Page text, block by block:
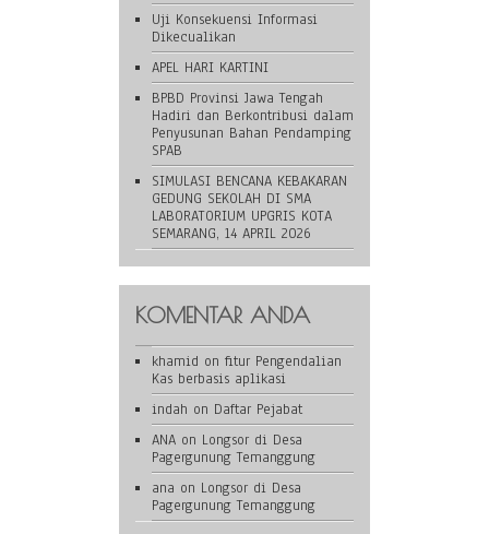
Uji Konsekuensi Informasi
Dikecualikan
APEL HARI KARTINI
BPBD Provinsi Jawa Tengah
Hadiri dan Berkontribusi dalam
Penyusunan Bahan Pendamping
SPAB
SIMULASI BENCANA KEBAKARAN
GEDUNG SEKOLAH DI SMA
LABORATORIUM UPGRIS KOTA
SEMARANG, 14 APRIL 2026
KOMENTAR ANDA
khamid on fitur Pengendalian
Kas berbasis aplikasi
indah on Daftar Pejabat
ANA on Longsor di Desa
Pagergunung Temanggung
ana on Longsor di Desa
Pagergunung Temanggung